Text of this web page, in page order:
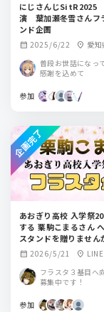
にじさんじSitR2025
演 葉加瀬冬雪さんフ
ンド企画
calendar_month 2025/6/22 location_on 愛
普段お世話になっ
感謝を込めて
参加
あおぎり高校 入学祭
する 栗駒こまるさん
スタンドを贈りません
calendar_month 2026/5/21 location_on
堂）
フラスタ３基目へ
募集中です！
参加
企画完了